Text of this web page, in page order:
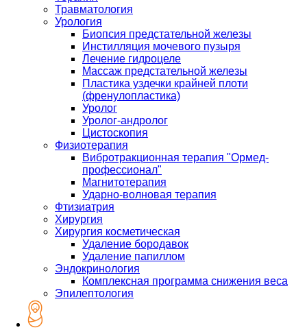
Травматология
Урология
Биопсия предстательной железы
Инстилляция мочевого пузыря
Лечение гидроцеле
Массаж предстательной железы
Пластика уздечки крайней плоти
(френулопластика)
Уролог
Уролог-андролог
Цистоскопия
Физиотерапия
Вибротракционная терапия "Ормед-
профессионал"
Магнитотерапия
Ударно-волновая терапия
Фтизиатрия
Хирургия
Хирургия косметическая
Удаление бородавок
Удаление папиллом
Эндокринология
Комплексная программа снижения веса
Эпилептология